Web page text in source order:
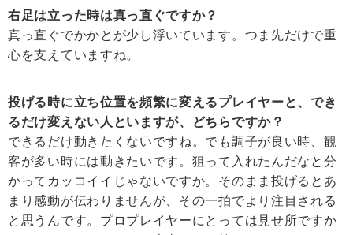
右足は立った時は真っ直ぐですか？
真っ直ぐでかかとが少し浮いています。つま先だけで重
心を支えていますね。
投げる時に立ち位置を頻繁に変えるプレイヤーと、でき
るだけ変えない人といますが、どちらですか？
できるだけ動きたくないですね。でも調子が良い時、観
客が多い時には動きたいです。狙って入れたんだなと分
かってカッコイイじゃないですか。そのまま投げるとあ
まり感動が伝わりませんが、その一拍でより注目される
と思うんです。プロプレイヤーにとっては見せ所ですか